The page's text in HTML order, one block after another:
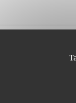
Plats simples
la 113. En espérant
pour votre fidélité
proposés. Votre